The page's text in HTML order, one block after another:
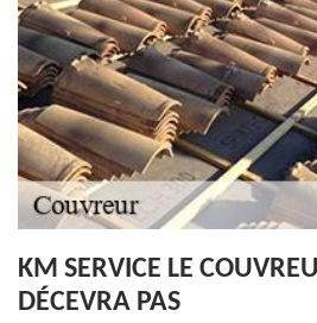
KM SERVICE LE
DÉCEVRA PAS